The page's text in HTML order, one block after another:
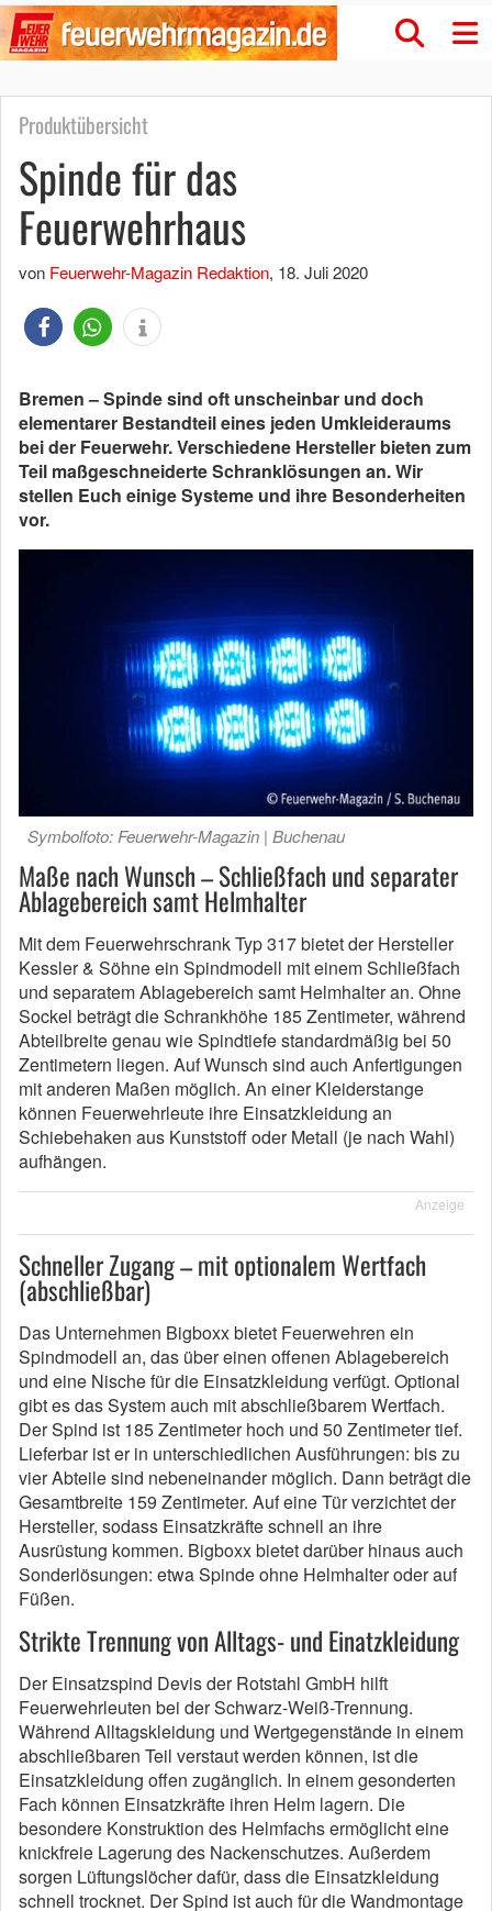
Produktübersicht
Spinde für das
Feuerwehrhaus
von Feuerwehr-Magazin Redaktion, 18. Juli 2020
Bremen – Spinde sind oft unscheinbar und doch
elementarer Bestandteileines jeden Umkleideraums
bei der Feuerwehr. Verschiedene Hersteller bieten zum
Teil maßgeschneiderte Schranklösungen an. Wir
stellen Euch einige Systeme und ihre Besonderheiten
vor.
Symbolfoto: Feuerwehr-Magazin | Buchenau
Maße nach Wunsch – Schließfach und separater
Ablagebereich samt Helmhalter
Mit dem Feuerwehrschrank Typ 317 bietet der Hersteller
Kessler & Söhne ein Spindmodell mit einem Schließfach
und separatem Ablagebereich samt Helmhalter an. Ohne
Sockel beträgt die Schrankhöhe 185 Zentimeter, während
Abteilbreite genau wie Spindtiefe standardmäßig bei 50
Zentimetern liegen. Auf Wunsch sind auch Anfertigungen
mit anderen Maßen möglich. An einer Kleiderstange
können Feuerwehrleute ihre Einsatzkleidung an
Schiebehaken aus Kunststoff oder Metall (je nach Wahl)
aufhängen.
Anzeige
Schneller Zugang – mit optionalem Wertfach
(abschließbar)
Das Unternehmen Bigboxx bietet Feuerwehren ein
Spindmodell an, das über einen offenen Ablagebereich
und eine Nische für die Einsatzkleidung verfügt. Optional
gibt es das System auch mit abschließbarem Wertfach.
Der Spind ist 185 Zentimeter hoch und 50 Zentimeter tief.
Lieferbar ist er in unterschiedlichen Ausführungen: bis zu
vier Abteile sind nebeneinander möglich. Dann beträgt die
Gesamtbreite 159 Zentimeter. Auf eine Tür verzichtet der
Hersteller, sodass Einsatzkräfte schnell an ihre
Ausrüstung kommen. Bigboxx bietet darüber hinaus auch
Sonderlösungen: etwa Spinde ohne Helmhalter oder auf
Füßen.
Strikte Trennung von Alltags- und Einatzkleidung
Der Einsatzspind Devis der Rotstahl GmbH hilft
Feuerwehrleuten bei der Schwarz-Weiß-Trennung.
Während Alltagskleidung und Wertgegenstände in einem
abschließbaren Teil verstaut werden können, ist die
Einsatzkleidung offen zugänglich. In einem gesonderten
Fach können Einsatzkräfte ihren Helm lagern. Die
besondere Konstruktion des Helmfachs ermöglicht eine
knickfreie Lagerung des Nackenschutzes. Außerdem
sorgen Lüftungslöcher dafür, dass die Einsatzkleidung
schnell trocknet. Der Spind ist auch für die Wandmontage